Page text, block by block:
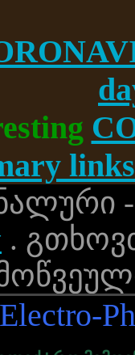
.
Electro-